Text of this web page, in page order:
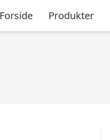
Forside Produkter